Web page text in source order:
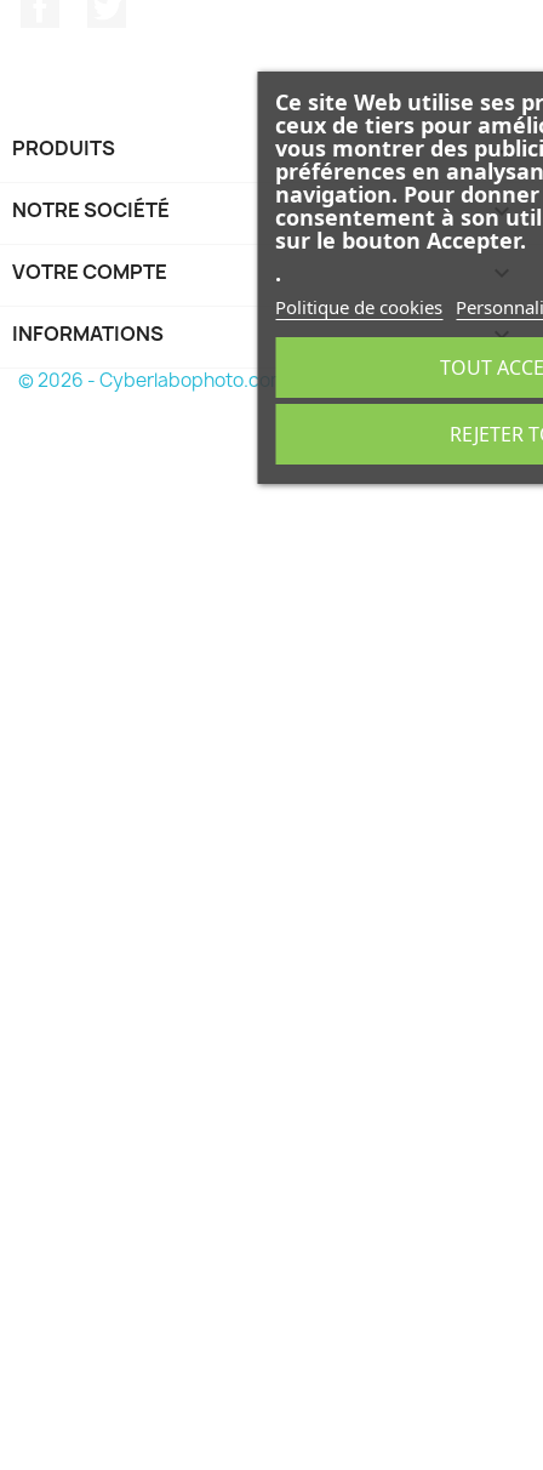
Ce site Web utilise ses
ceux de tiers pour
vous montrer des
préférences en
navigation. Pour
consentement à son
sur le bouton Accepter.
.
Politique de cookies
REJETER
TOUT
PRODUITS 
NOTRE SOCIÉTÉ 
VOTRE COMPTE
INFORMATIONS keyboard_arrow_down
© 2026 - Cyberlabophoto.com